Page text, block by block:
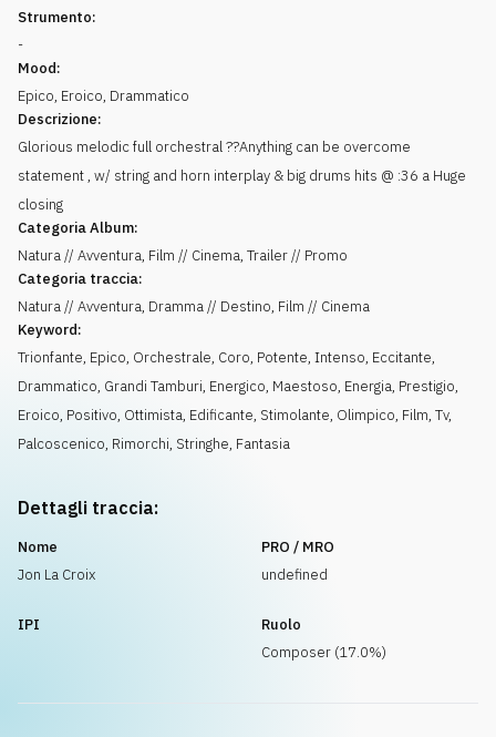
Strumento:
-
Mood:
Epico, Eroico, Drammatico
Descrizione:
Glorious melodic full orchestral ??Anything can be overcome
statement , w/ string and horn interplay & big drums hits @ :36 a Huge
closing
Categoria Album:
Natura // Avventura, Film // Cinema, Trailer // Promo
Categoria traccia:
Natura // Avventura, Dramma // Destino, Film // Cinema
Keyword:
Trionfante, Epico, Orchestrale, Coro, Potente, Intenso, Eccitante,
Drammatico, Grandi Tamburi, Energico, Maestoso, Energia, Prestigio,
Eroico, Positivo, Ottimista, Edificante, Stimolante, Olimpico, Film, Tv,
Palcoscenico, Rimorchi, Stringhe, Fantasia
Dettagli traccia:
Nome
Jon La Croix
PRO / MRO
undefined
IPI
Ruolo
Composer (17.0%)